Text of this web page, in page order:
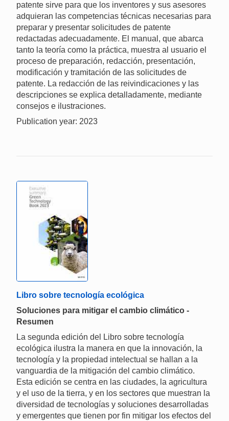
patente sirve para que los inventores y sus asesores
adquieran las competencias técnicas necesarias para
preparar y presentar solicitudes de patente
redactadas adecuadamente. El manual, que abarca
tanto la teoría como la práctica, muestra al usuario el
proceso de preparación, redacción, presentación,
modificación y tramitación de las solicitudes de
patente. La redacción de las reivindicaciones y las
descripciones se explica detalladamente, mediante
consejos e ilustraciones.
Publication year: 2023
Libro sobre tecnología ecológica
Soluciones para mitigar el cambio climático -
Resumen
La segunda edición del Libro sobre tecnología
ecológica ilustra la manera en que la innovación, la
tecnología y la propiedad intelectual se hallan a la
vanguardia de la mitigación del cambio climático.
Esta edición se centra en las ciudades, la agricultura
y el uso de la tierra, y en los sectores que muestran la
diversidad de tecnologías y soluciones desarrolladas
y emergentes que tienen por fin mitigar los efectos del